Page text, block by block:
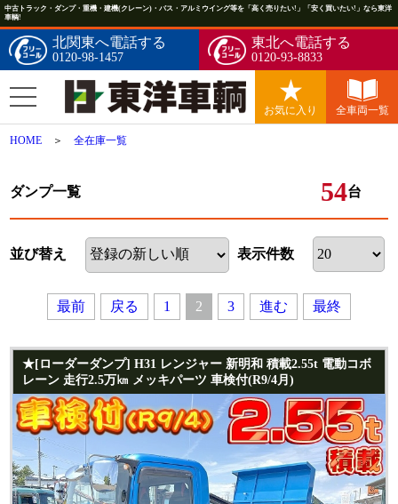
中古トラック・ダンプ・重機・建機(クレーン)・バス・アルミウイング等を「高く売りたい!」「安く買いたい!」なら東洋
車輌!
北関東へ電話する
0120-98-1457
東北へ電話する
0120-93-8833
お気に入り 全車両一覧
HOME ＞全在庫一覧
ダンプ一覧 54台
並び替え 表示件数
最前 戻る 1 2 3 進む 最終
★[ローダーダンプ] H31 レンジャー 新明和 積載2.55t 電動コボ
レーン 走行2.5万㎞ メッキパーツ 車検付(R9/4月)